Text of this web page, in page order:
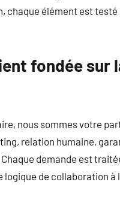
chaque élément est testé
fondée sur
nous sommes votre
relation humaine,
demande est
logique de collaboration à